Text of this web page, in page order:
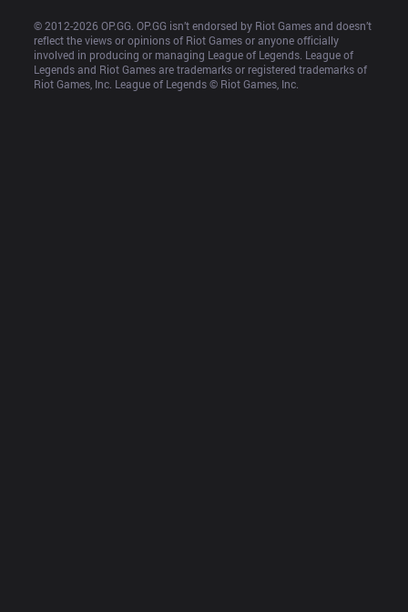
© 2012-2026 OP.GG. OP.GG isn’t endorsed by Riot Games and doesn’t
reflect the views or opinions of Riot Games or anyone officially
involved in producing or managing League of Legends. League of
Legends and Riot Games are trademarks or registered trademarks of
Riot Games, Inc. League of Legends © Riot Games, Inc.